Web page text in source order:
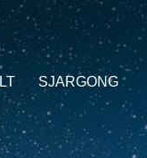
SJARGONG